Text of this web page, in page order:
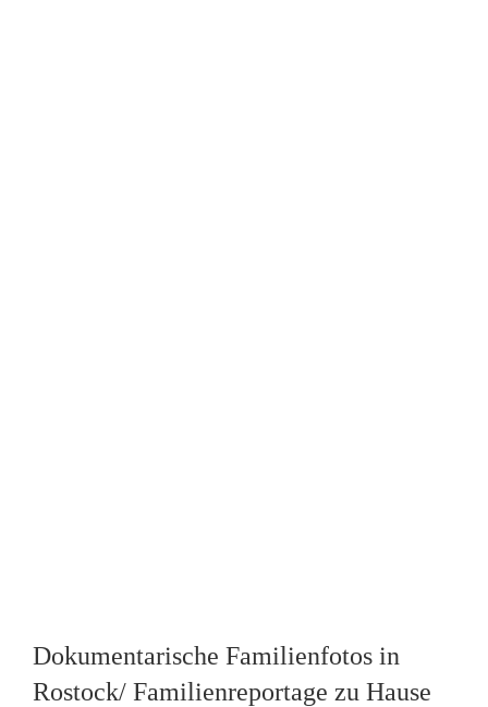
Dokumentarische Familienfotos in
Rostock/ Familienreportage zu Hause